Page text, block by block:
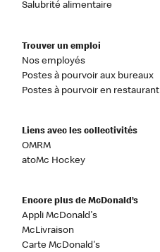
Salubrité alimentaire
Trouver un emploi
Nos employés
Postes à pourvoir aux bureaux
Postes à pourvoir en restaurant
Liens avec les collectivités
OMRM
atoMc Hockey
Encore plus de McDonald’s
Appli McDonald's
McLivraison
Carte McDonald's